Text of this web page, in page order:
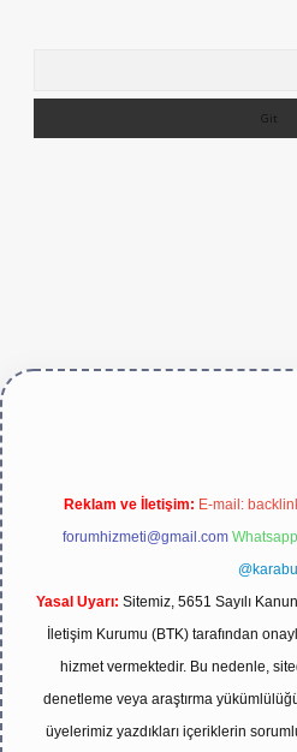
Reklam ve İletişim: E-mail:
forumhizmeti@gmail.com
@karabul
Yasal Uyarı: Sitemiz, 5651 Sayılı
İletişim Kurumu (BTK) tarafından
hizmet vermektedir. Bu nedenle,
denetleme veya araştırma
üyelerimiz yazdıkları içeriklerin